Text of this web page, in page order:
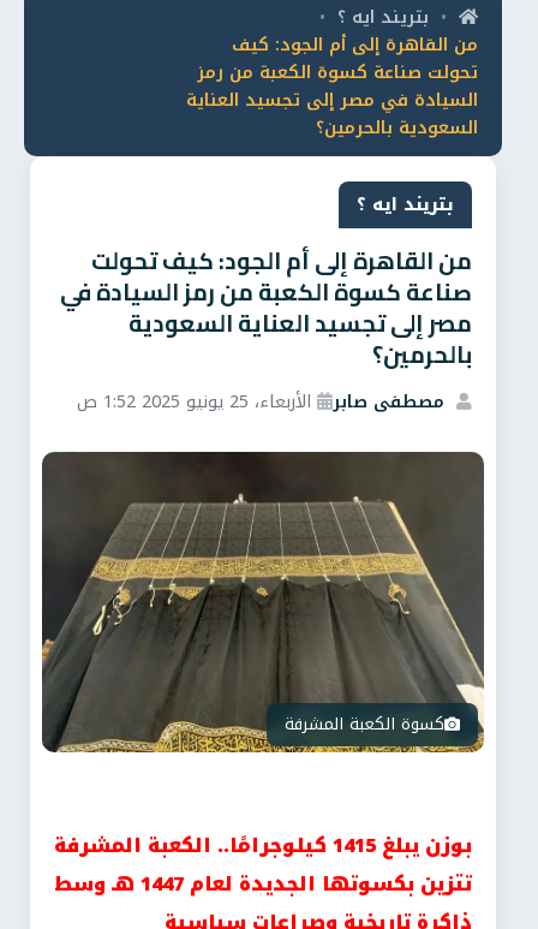
• بتريند ايه ؟ •
من القاهرة إلى أم الجود: كيف
تحولت صناعة كسوة الكعبة من رمز
السيادة في مصر إلى تجسيد العناية
السعودية بالحرمين؟
بتريند ايه ؟
من القاهرة إلى أم الجود: كيف تحولت
صناعة كسوة الكعبة من رمز السيادة في
مصر إلى تجسيد العناية السعودية
بالحرمين؟
مصطفى صابر الأربعاء، 25 يونيو 2025 1:52 ص
كسوة الكعبة المشرفة
بوزن يبلغ 1415 كيلوجرامًا.. الكعبة المشرفة
تتزين بكسوتها الجديدة لعام 1447 هـ وسط